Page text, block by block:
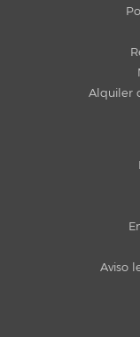
Alquiler
Aviso